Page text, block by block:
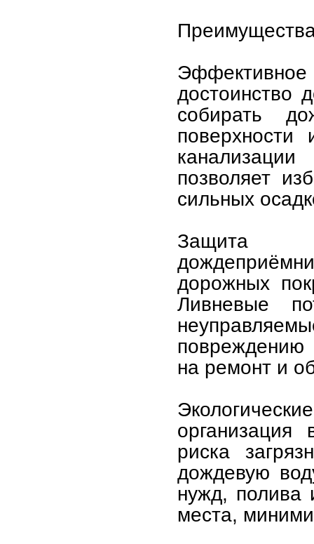
достоинство
собирать
позволяет
сильных
Защита
дорожных
Ливневые
повреждению
на ремонт и
организация
риска
дождевую
нужд, полива
места,